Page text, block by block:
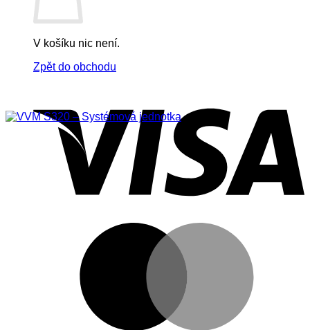
V košíku nic není.
Zpět do obchodu